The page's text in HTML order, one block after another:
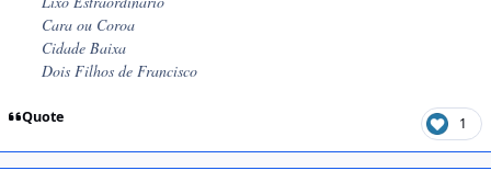
Cara ou Coroa
Cidade Baixa
Dois Filhos de Francisco
Quote 1